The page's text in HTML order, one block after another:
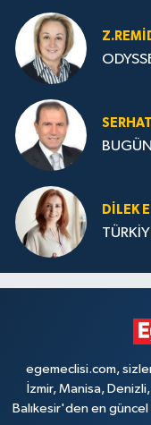
DILEK
egemeclisi.com,
İzmir, Manisa,
Balıkesir'den en